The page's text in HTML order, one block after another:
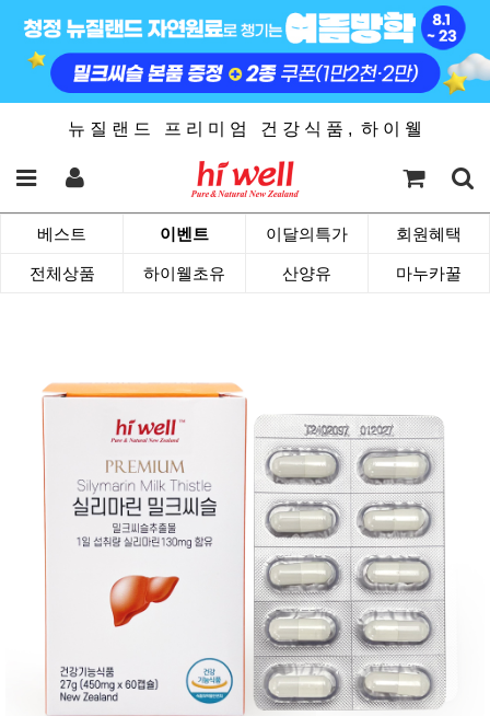
뉴 질 랜 드 프 리 미 엄 건 강 식 품 , 하 이 웰
베스트 이벤트 이달의특가 회원혜택
전체상품 하이웰초유 산양유 마누카꿀